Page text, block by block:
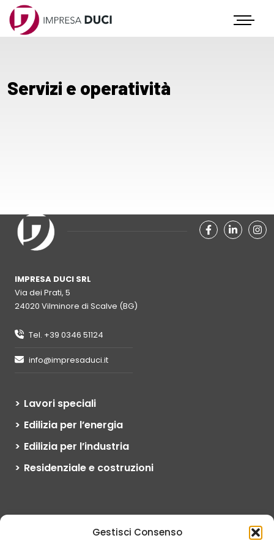
Gestisci Consenso
Icona
Servizi e operatività
facebook-f
IMPRESA DUCI SRL
Via dei Prati, 5
24020 Vilminore di Scalve (BG)
Tel. +39 0346 51124
info@impresaduci.it
Lavori speciali
Edilizia per l’energia
Edilizia per l’industria
Residenziale e costruzioni
L’esperienza, le competenze tecniche
e la qualità dei servizi offerti ci hanno